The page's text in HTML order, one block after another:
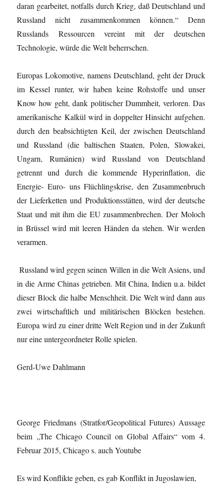
daran gearbeitet, notfalls durch Krieg, daß Deutschland und
Russland nicht zusammenkommen können.“ Denn
Russlands Ressourcen vereint mit der deutschen
Technologie, würde die Welt beherrschen.
Europas Lokomotive, namens Deutschland, geht der Druck
im Kessel runter, wir haben keine Rohstoffe und unser
Know how geht, dank politischer Dummheit, verloren. Das
amerikanische Kalkül wird in doppelter Hinsicht aufgehen.
durch den beabsichtigten Keil, der zwischen Deutschland
und Russland (die baltischen Staaten, Polen, Slowakei,
Ungarn, Rumänien) wird Russland von Deutschland
getrennt und durch die kommende Hyperinflation, die
Energie- Euro- uns Flüchlingskrise, den Zusammenbruch
der Lieferketten und Produktionsstätten, wird der deutsche
Staat und mit ihm die EU zusammenbrechen. Der Moloch
in Brüssel wird mit leeren Händen da stehen. Wir werden
verarmen.
Russland wird gegen seinen Willen in die Welt Asiens, und
in die Arme Chinas getrieben. Mit China, Indien u.a. bildet
dieser Block die halbe Menschheit. Die Welt wird dann aus
zwei wirtschaftlich und militärischen Blöcken bestehen.
Europa wird zu einer dritte Welt Region und in der Zukunft
nur eine untergeordneter Rolle spielen.
Gerd-Uwe Dahlmann
George Friedmans (Stratfor/Geopolitical Futures) Aussage
beim „The Chicago Council on Global Affairs“ vom 4.
Februar 2015, Chicago s. auch Youtube
Es wird Konflikte geben, es gab Konflikt in Jugoslawien,